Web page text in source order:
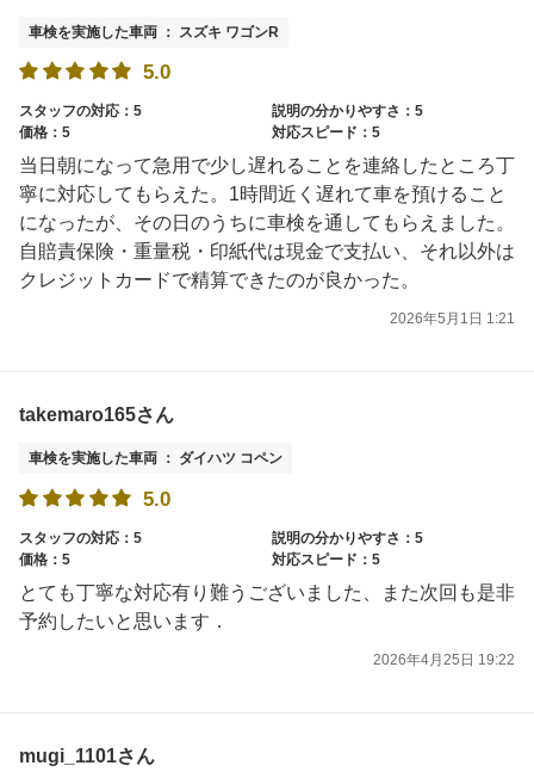
車検を実施した車両 ： スズキ ワゴンR
5.0
スタッフの対応：5
説明の分かりやすさ：5
価格：5
対応スピード：5
当日朝になって急用で少し遅れることを連絡したところ丁
寧に対応してもらえた。1時間近く遅れて車を預けること
になったが、その日のうちに車検を通してもらえました。
自賠責保険・重量税・印紙代は現金で支払い、それ以外は
クレジットカードで精算できたのが良かった。
2026年5月1日 1:21
takemaro165さん
車検を実施した車両 ： ダイハツ コペン
5.0
スタッフの対応：5
説明の分かりやすさ：5
価格：5
対応スピード：5
とても丁寧な対応有り難うございました、また次回も是非
予約したいと思います．
2026年4月25日 19:22
mugi_1101さん